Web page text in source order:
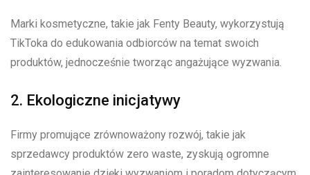
Marki kosmetyczne, takie jak Fenty Beauty, wykorzystują
TikToka do edukowania odbiorców na temat swoich
produktów, jednocześnie tworząc angażujące wyzwania.
2. Ekologiczne inicjatywy
Firmy promujące zrównoważony rozwój, takie jak
sprzedawcy produktów zero waste, zyskują ogromne